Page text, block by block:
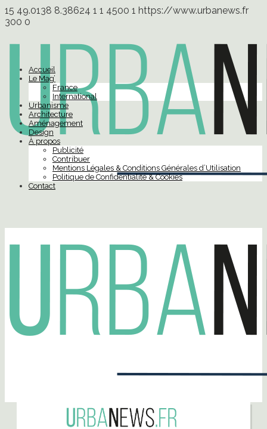
15 49.0138 8.38624 1 1 4500 1 https://www.urbanews.fr
300 0
Accueil
Le Mag’
France
International
Urbanisme
Architecture
Aménagement
Design
À propos
Publicité
Contribuer
Mentions Légales & Conditions Générales d’Utilisation
Politique de Confidentialité & Cookies
Contact